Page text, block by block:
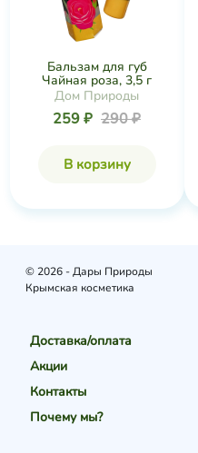
Бальзам для губ
Чайная роза, 3,5 г
Дом Природы
259 ₽ 290 ₽
В корзину
© 2026 - Дары Природы
Крымская косметика
Доставка/оплата
Акции
Контакты
Почему мы?